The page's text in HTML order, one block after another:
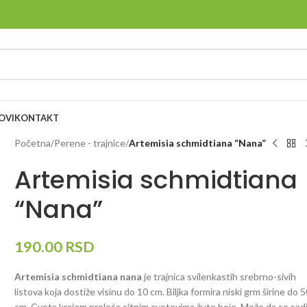
KONTAKT
Početna/Perene - trajnice/Artemisia schmidtiana “Nana”
Artemisia schmidtiana
“Nana”
190.00 RSD
Artemisia schmidtiana nanaje trajnica svilenkastih srebrno-sivih
listova koja dostiže visinu do 10 cm. Biljka formira niski grm širine do